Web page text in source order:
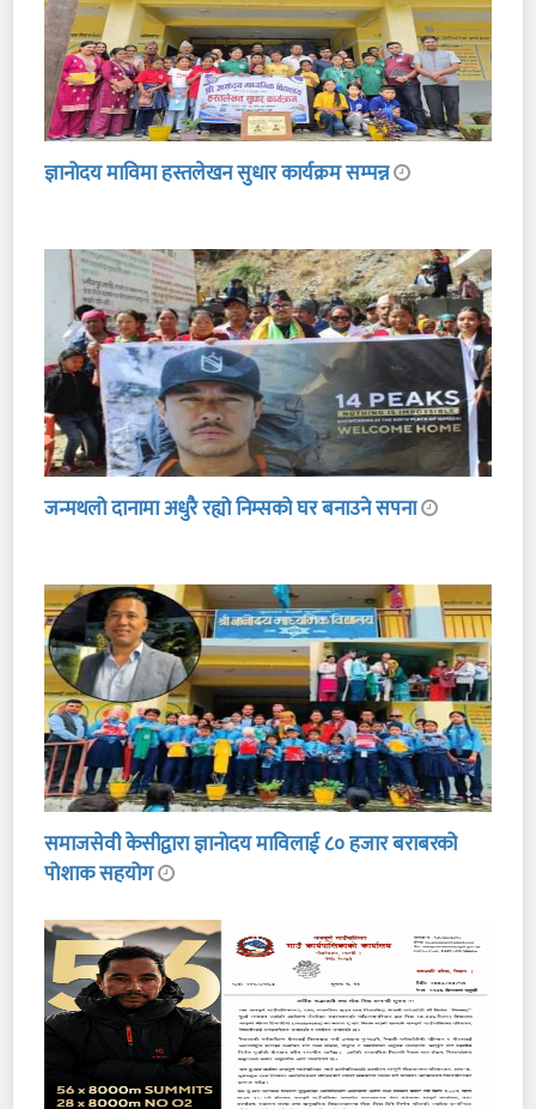
ज्ञानोदय माविमा हस्तलेखन सुधार कार्यक्रम सम्पन्न
जन्मथलो दानामा अधुरै रह्यो निम्सको घर बनाउने सपना
समाजसेवी केसीद्वारा ज्ञानोदय माविलाई ८० हजार बराबरको
पोशाक सहयोग